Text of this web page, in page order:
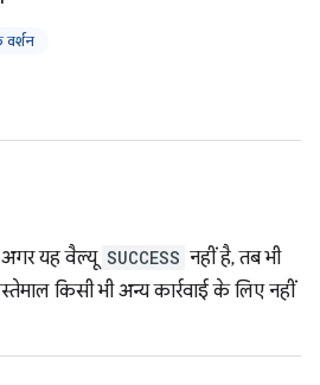
यह वैल्यू SUCCESS नहीं है, तब भी
किसी भी अन्य कार्रवाई के लिए नहीं